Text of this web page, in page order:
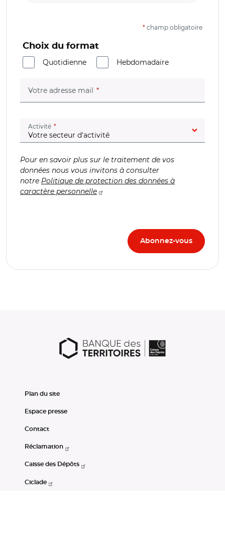
* champ obligatoire
Choix du format
Quotidienne
Hebdomadaire
Votre adresse mail (champ obligatoire)
Activité (champ obligatoire)
Pour en savoir plus sur le traitement de vos
données nous vous invitons à consulter
notre Politique de protection des données à
caractère personnelle
Plan du site
Espace presse
Contact
Réclamation
Caisse des Dépôts
Ciclade